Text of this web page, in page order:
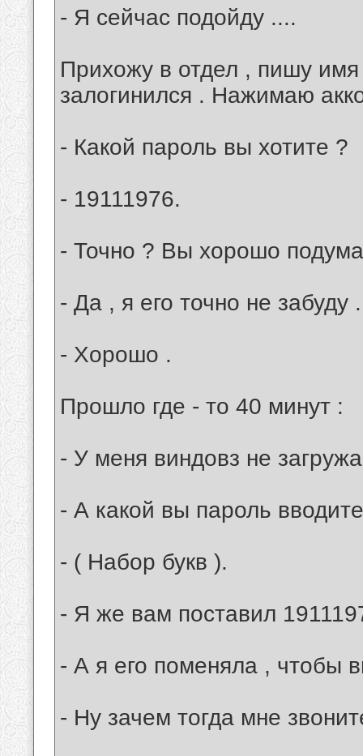
- Я сейчас подойду ....
Прихожу в отдел , пишу
залогинился . Нажимаю
- Какой пароль вы хотите ?
- 19111976.
- Точно ? Вы хорошо
- Да , я его точно не забуду .
- Хорошо .
Прошло где - то 40 минут :
- У меня виндовз не
- А какой вы пароль
- ( Набор букв ).
- Я же вам поставил
- А я его поменяла , чтобы
- Ну зачем тогда мне